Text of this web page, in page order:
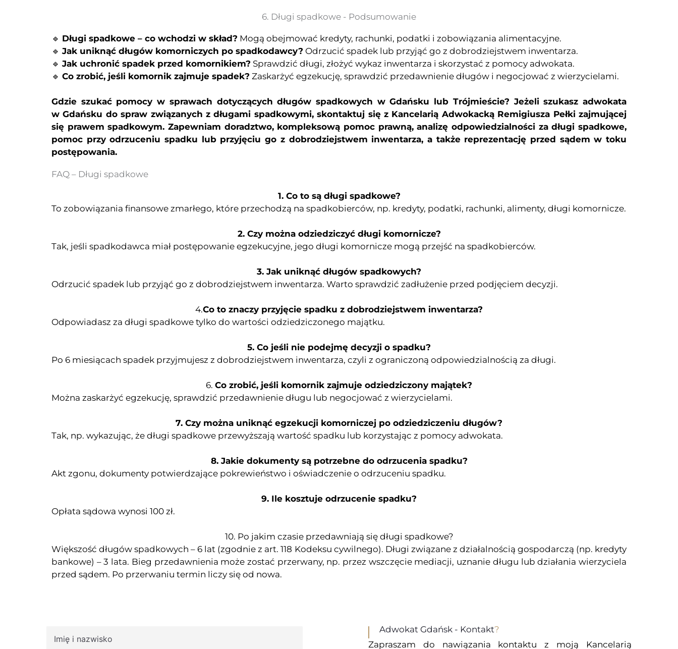
6. Długi spadkowe - Podsumowanie
🔹 Długi spadkowe – co wchodzi w skład? Mogą obejmować kredyty, rachunki, podatki i zobowiązania alimentacyjne.
🔹 Jak uniknąć długów komorniczych po spadkodawcy? Odrzucić spadek lub przyjąć go z dobrodziejstwem inwentarza.
🔹 Jak uchronić spadek przed komornikiem? Sprawdzić długi, złożyć wykaz inwentarza i skorzystać z pomocy adwokata.
🔹 Co zrobić, jeśli komornik zajmuje spadek? Zaskarżyć egzekucję, sprawdzić przedawnienie długów i negocjować z wierzycielami.
Gdzie szukać pomocy w sprawach dotyczących długów spadkowych w Gdańsku lub Trójmieście? Jeżeli szukasz adwokata
w Gdańsku do spraw związanych z długami spadkowymi, skontaktuj się z Kancelarią Adwokacką Remigiusza Pełki zajmującej
się prawem spadkowym. Zapewniam doradztwo, kompleksową pomoc prawną, analizę odpowiedzialności za długi spadkowe,
pomoc przy odrzuceniu spadku lub przyjęciu go z dobrodziejstwem inwentarza, a także reprezentację przed sądem w toku
postępowania.
FAQ – Długi spadkowe
1. Co to są długi spadkowe?
To zobowiązania finansowe zmarłego, które przechodzą na spadkobierców, np. kredyty, podatki, rachunki, alimenty, długi komornicze.
2. Czy można odziedziczyć długi komornicze?
Tak, jeśli spadkodawca miał postępowanie egzekucyjne, jego długi komornicze mogą przejść na spadkobierców.
3. Jak uniknąć długów spadkowych?
Odrzucić spadek lub przyjąć go z dobrodziejstwem inwentarza. Warto sprawdzić zadłużenie przed podjęciem decyzji.
4.Co to znaczy przyjęcie spadku z dobrodziejstwem inwentarza?
Odpowiadasz za długi spadkowe tylko do wartości odziedziczonego majątku.
5. Co jeśli nie podejmę decyzji o spadku?
Po 6 miesiącach spadek przyjmujesz z dobrodziejstwem inwentarza, czyli z ograniczoną odpowiedzialnością za długi.
6. Co zrobić, jeśli komornik zajmuje odziedziczony majątek?
Można zaskarżyć egzekucję, sprawdzić przedawnienie długu lub negocjować z wierzycielami.
7. Czy można uniknąć egzekucji komorniczej po odziedziczeniu długów?
Tak, np. wykazując, że długi spadkowe przewyższają wartość spadku lub korzystając z pomocy adwokata.
8. Jakie dokumenty są potrzebne do odrzucenia spadku?
Akt zgonu, dokumenty potwierdzające pokrewieństwo i oświadczenie o odrzuceniu spadku.
9. Ile kosztuje odrzucenie spadku?
Opłata sądowa wynosi 100 zł.
10. Po jakim czasie przedawniają się długi spadkowe?
Większość długów spadkowych – 6 lat (zgodnie z art. 118 Kodeksu cywilnego). Długi związane z działalnością gospodarczą (np. kredyty
bankowe) – 3 lata. Bieg przedawnienia może zostać przerwany, np. przez wszczęcie mediacji, uznanie długu lub działania wierzyciela
przed sądem. Po przerwaniu termin liczy się od nowa.
Adwokat Gdańsk - Kontakt?
Zapraszam do nawiązania kontaktu z moją Kancelarią